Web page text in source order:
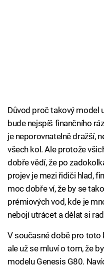
Důvod proč takový model
bude nejspíš finančního
je neporovnatelně dražší,
všech kol. Ale protože
dobře vědí, že po
projev je mezi řidiči hlad,
moc dobře ví, že by se
prémiových vod, kde je
nebojí utrácet a dělat si
V současné době pro toto
ale už se mluví o tom, že
modelu Genesis G80.